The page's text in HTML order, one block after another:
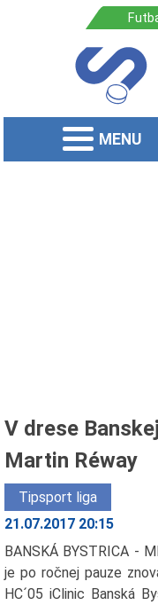
MENU
V drese
Martin Réway
Tipsport liga
21.07.2017 20:15
BANSKÁ BYSTRICA -
je po ročnej pauze
HC´05 iClinic Banská